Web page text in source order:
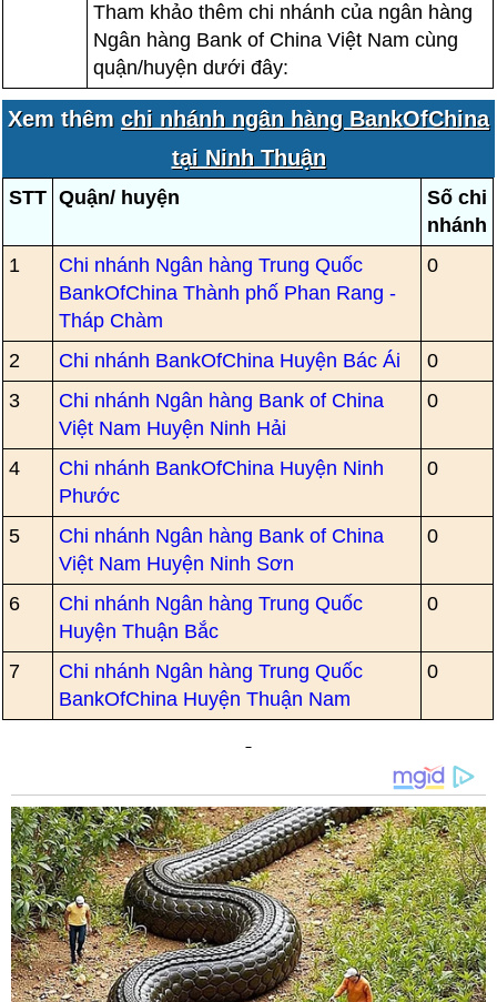
Tham khảo thêm chi nhánh của ngân hàng
Ngân hàng Bank of China Việt Nam cùng
quận/huyện dưới đây:
Xem thêm chi nhánh ngân hàng BankOfChina
tại Ninh Thuận
STT Quận/ huyện
Số chi
nhánh
1
Chi nhánh Ngân hàng Trung Quốc
BankOfChina Thành phố Phan Rang -
Tháp Chàm
0
2 Chi nhánh BankOfChina Huyện Bác Ái
0
3
Chi nhánh Ngân hàng Bank of China
Việt Nam Huyện Ninh Hải
0
4
Chi nhánh BankOfChina Huyện Ninh
Phước
0
5
Chi nhánh Ngân hàng Bank of China
Việt Nam Huyện Ninh Sơn
0
6
Chi nhánh Ngân hàng Trung Quốc
Huyện Thuận Bắc
0
7
Chi nhánh Ngân hàng Trung Quốc
BankOfChina Huyện Thuận Nam
0